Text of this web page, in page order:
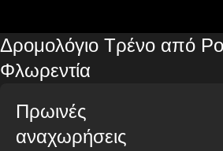
Δρομολόγιο Τρένο από
Φλωρεντία
Πρωινές
αναχωρήσεις